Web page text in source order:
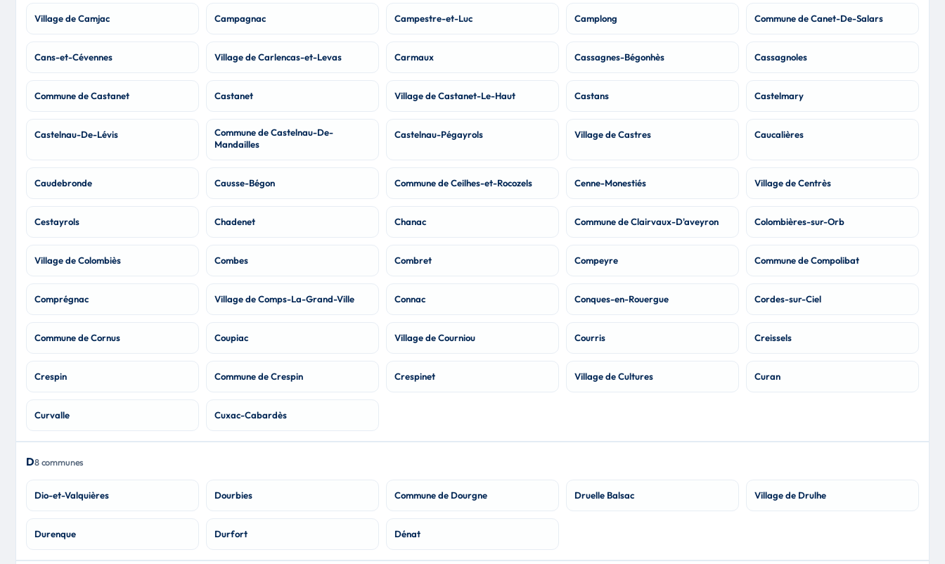
Village de Camjac Campagnac Campestre-et-Luc Camplong Commune de Canet-De-Salars
Cans-et-Cévennes Village de Carlencas-et-Levas Carmaux Cassagnes-Bégonhès Cassagnoles
Commune de Castanet Castanet Village de Castanet-Le-Haut Castans Castelmary
Castelnau-De-Lévis
Commune de Castelnau-De-
Mandailles
Castelnau-Pégayrols Village de Castres Caucalières
Caudebronde Causse-Bégon Commune de Ceilhes-et-Rocozels Cenne-Monestiés Village de Centrès
Cestayrols Chadenet Chanac Commune de Clairvaux-D'aveyron Colombières-sur-Orb
Village de Colombiès Combes Combret Compeyre Commune de Compolibat
Comprégnac Village de Comps-La-Grand-Ville Connac Conques-en-Rouergue Cordes-sur-Ciel
Commune de Cornus Coupiac Village de Courniou Courris Creissels
Crespin Commune de Crespin Crespinet Village de Cultures Curan
Curvalle Cuxac-Cabardès
D8 communes
Dio-et-Valquières Dourbies Commune de Dourgne Druelle Balsac Village de Drulhe
Durenque Durfort Dénat